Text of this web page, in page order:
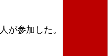
が参加した。